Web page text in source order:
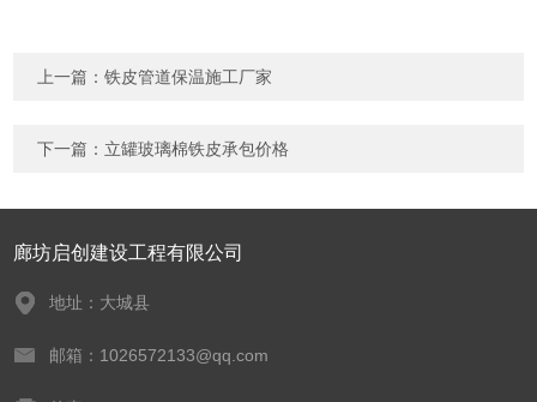
上一篇：铁皮管道保温施工厂家
下一篇： 立罐玻璃棉铁皮承包价格
廊坊启创建设工程有限公司
地址：大城县
邮箱：1026572133@qq.com